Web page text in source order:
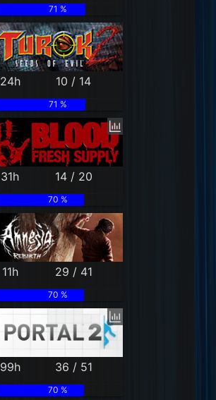
71 %
24h 10 / 14
71 %
31h 14 / 20
70 %
11h 29 / 41
70 %
99h 36 / 51
70 %